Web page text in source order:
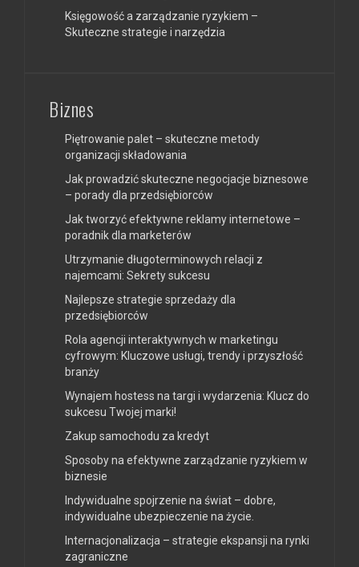
Księgowość a zarządzanie ryzykiem –
Skuteczne strategie i narzędzia
Biznes
Piętrowanie palet – skuteczne metody
organizacji składowania
Jak prowadzić skuteczne negocjacje biznesowe
– porady dla przedsiębiorców
Jak tworzyć efektywne reklamy internetowe –
poradnik dla marketerów
Utrzymanie długoterminowych relacji z
najemcami: Sekrety sukcesu
Najlepsze strategie sprzedaży dla
przedsiębiorców
Rola agencji interaktywnych w marketingu
cyfrowym: Kluczowe usługi, trendy i przyszłość
branży
Wynajem hostess na targi i wydarzenia: Klucz do
sukcesu Twojej marki!
Zakup samochodu za kredyt
Sposoby na efektywne zarządzanie ryzykiem w
biznesie
Indywidualne spojrzenie na świat – dobre,
indywidualne ubezpieczenie na życie.
Internacjonalizacja – strategie ekspansji na rynki
zagraniczne